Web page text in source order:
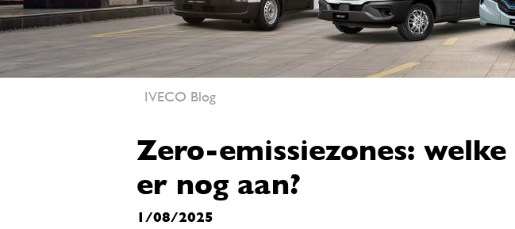
IVECO Blog
Zero-emissiezones:
er nog aan?
1/08/2025